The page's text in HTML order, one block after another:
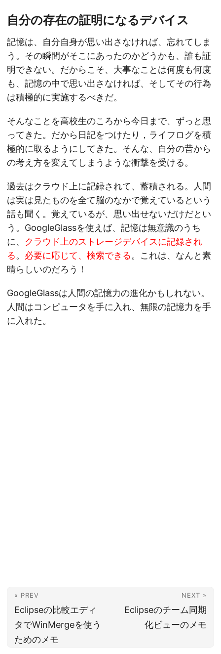
自分の存在の証明になるデバイス
記憶は、自分自身が思い出さなければ、忘れてしま
う。その瞬間がそこにあったのかどうかも、誰も証
明できない。だからこそ、大事なことは何度も何度
も、記憶の中で思い出さなければ、そしてその行為
は積極的に実施するべきだ。
そんなことを高校生のころから今日まで、ずっと思
ってきた。だから日記をつけたり，ライフログを積
極的に取るようにしてきた。そんな、自分の昔から
の考え方を変えてしまうような衝撃を受ける。
過去はクラウド上に記録されて、蓄積される。人間
は実は見たものを全て脳のなかで覚えているという
話も聞く。覚えているが、思い出せないだけだとい
う。GoogleGlassを使えば、記憶は無意識のうち
に、 クラウド上のストレージデバイスに記録され
る。 必要に応じて、検索できる。これは、なんと素
晴らしいのだろう！
GoogleGlassは人間の記憶力の進化かもしれない。
人間はコンピュータを手に入れ、無限の記憶力を手
に入れた。
« PREV
Eclipseの比較エディ
タでWinMergeを使う
ためのメモ
NEXT »
Eclipseのチーム同期
化ビューのメモ